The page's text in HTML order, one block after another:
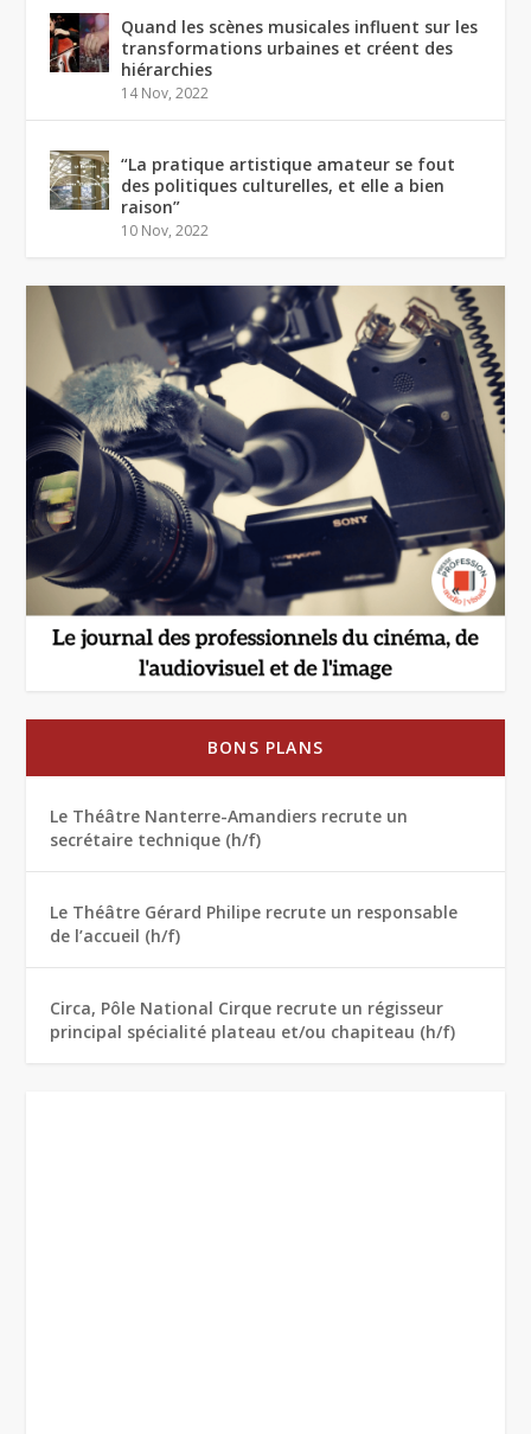
Quand les scènes musicales influent sur les
transformations urbaines et créent des
hiérarchies
14 Nov, 2022
“La pratique artistique amateur se fout
des politiques culturelles, et elle a bien
raison”
10 Nov, 2022
BONS PLANS
Le Théâtre Nanterre-Amandiers recrute un
secrétaire technique (h/f)
Le Théâtre Gérard Philipe recrute un responsable
de l’accueil (h/f)
Circa, Pôle National Cirque recrute un régisseur
principal spécialité plateau et/ou chapiteau (h/f)